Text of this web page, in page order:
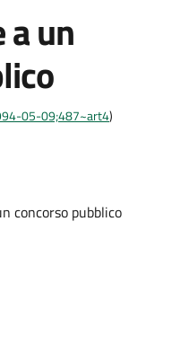
un
05-09;487~art4)
concorso pubblico